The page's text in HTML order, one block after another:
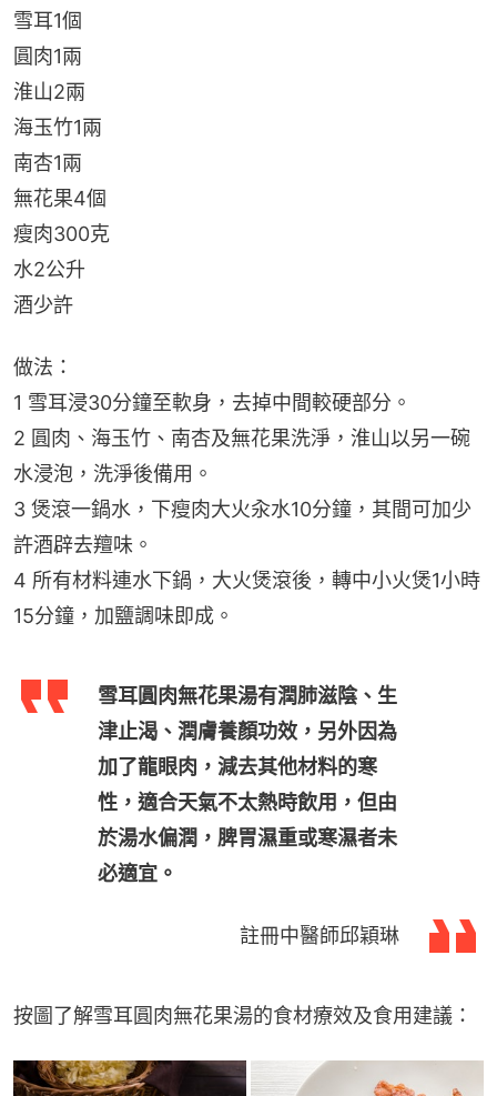
雪耳1個
圓肉1兩
淮山2兩
海玉竹1兩
南杏1兩
無花果4個
瘦肉300克
水2公升
酒少許
做法：
1 雪耳浸30分鐘至軟身，去掉中間較硬部分。
2 圓肉、海玉竹、南杏及無花果洗淨，淮山以另一碗
水浸泡，洗淨後備用。
3 煲滾一鍋水，下瘦肉大火汆水10分鐘，其間可加少
許酒辟去羶味。
4 所有材料連水下鍋，大火煲滾後，轉中小火煲1小時
15分鐘，加鹽調味即成。
雪耳圓肉無花果湯有潤肺滋陰、生
津止渴、潤膚養顏功效，另外因為
加了龍眼肉，減去其他材料的寒
性，適合天氣不太熱時飲用，但由
於湯水偏潤，脾胃濕重或寒濕者未
必適宜。
註冊中醫師邱穎琳
按圖了解雪耳圓肉無花果湯的食材療效及食用建議：